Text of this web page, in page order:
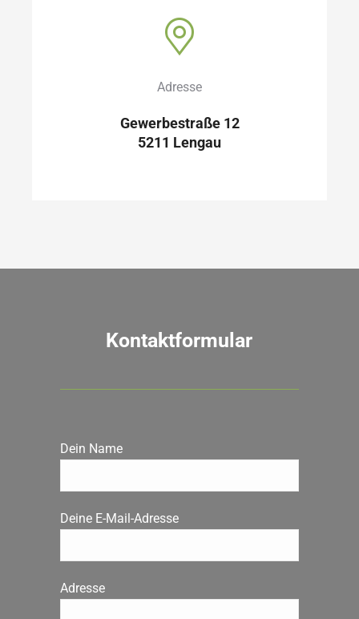
Adresse
Gewerbestraße 12
5211 Lengau
Kontaktformular
Dein Name
Deine E-Mail-Adresse
Adresse